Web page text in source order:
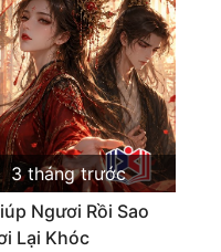
3 tháng trước
Ngươi Rồi Sao
Lại Khóc